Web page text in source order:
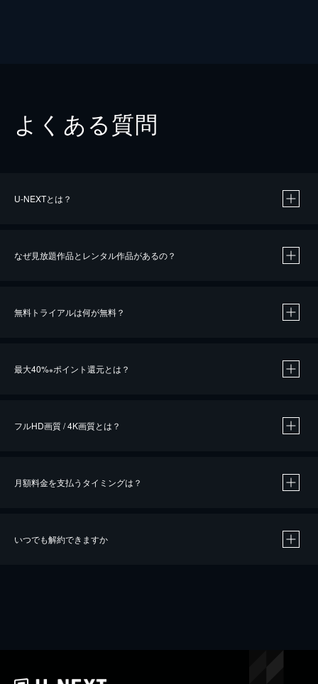
よくある質問
U-NEXTとは？
なぜ見放題作品とレンタル作品があるの？
無料トライアルは何が無料？
最大40%※ポイント還元とは？
※40％ポイント還元の対象は、クレジットカード決済による作品の購入 / レンタルです。
iOSアプリのUコイン決済による作品の購入 / レンタルは、20％のポイント還元です。
フルHD画質 / 4K画質とは？
月額料金を支払うタイミングは？
いつでも解約できますか